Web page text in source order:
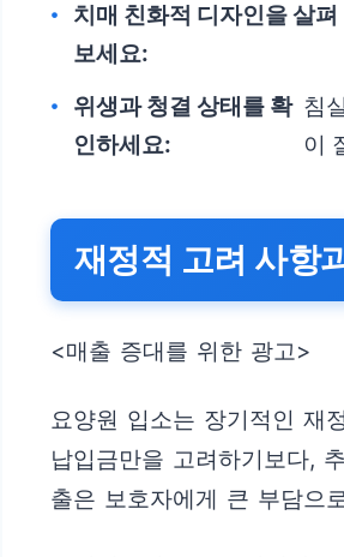
치매 친화적 디자인을 살펴
보세요:
위생과 청결 상태를 확
인하세요:
침
이
재정적 고려 사항
<매출 증대를 위한 광고>
요양원 입소는 장기적인 재
납입금만을 고려하기보다,
출은 보호자에게 큰 부담으